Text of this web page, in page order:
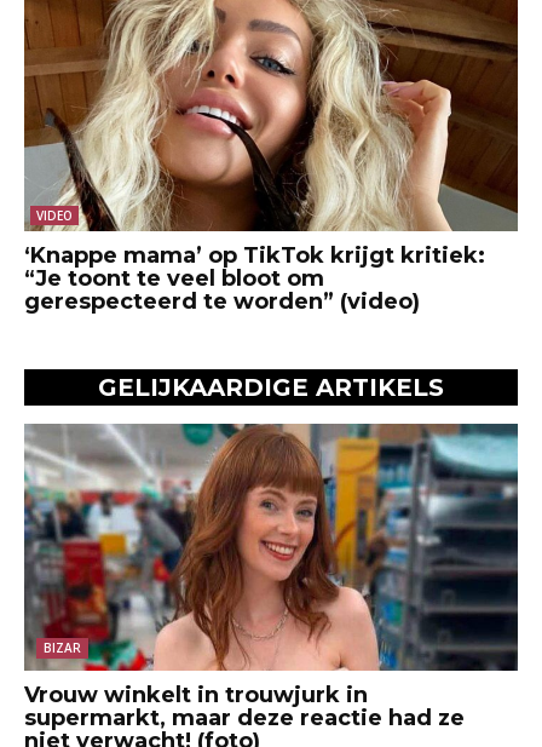
VIDEO
‘Knappe mama’ op TikTok krijgt kritiek:
“Je toont te veel bloot om
gerespecteerd te worden” (video)
GELIJKAARDIGE ARTIKELS
BIZAR
Vrouw winkelt in trouwjurk in
supermarkt, maar deze reactie had ze
niet verwacht! (foto)